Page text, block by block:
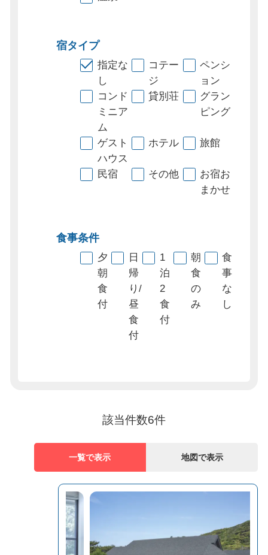
宿タイプ
指定な
し
コテー
ジ
ペンシ
ョン
コンド
ミニア
ム
貸別荘
グラン
ピング
ゲスト
ハウス
ホテル 旅館
民宿 その他
お宿お
まかせ
食事条件
夕
朝
食
付
日
帰
り/
昼
食
付
1
泊
2
食
付
朝
食
の
み
食
事
な
し
該当件数6件
一覧で表示 地図で表示